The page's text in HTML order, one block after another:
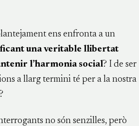
ens enfronta a un
una veritable llibertat
l’harmonia social? I de ser
a llarg termini té per a la nostra
no són senzilles, però